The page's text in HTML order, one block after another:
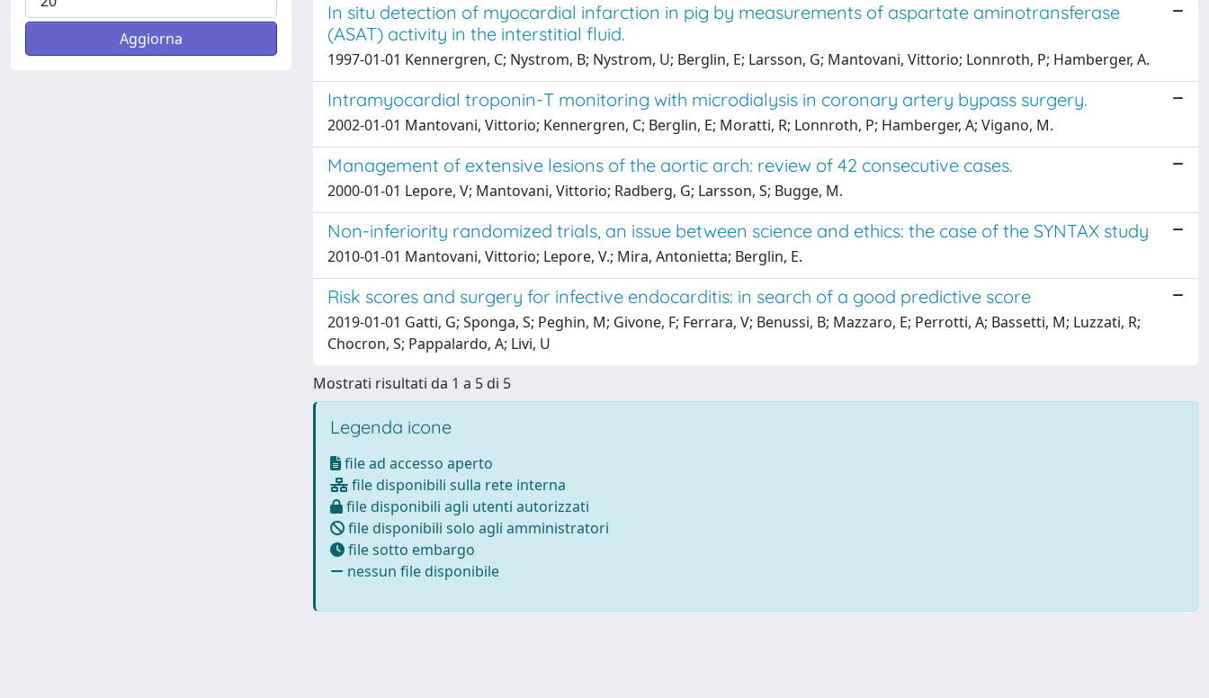
In situ detection of myocardial infarction in pig by measurements of aspartate aminotransferase
(ASAT) activity in the interstitial fluid.
1997-01-01 Kennergren, C; Nystrom, B; Nystrom, U; Berglin, E; Larsson, G; Mantovani, Vittorio; Lonnroth, P; Hamberger, A.
Intramyocardial troponin-T monitoring with microdialysis in coronary artery bypass surgery.
2002-01-01 Mantovani, Vittorio; Kennergren, C; Berglin, E; Moratti, R; Lonnroth, P; Hamberger, A; Vigano, M.
Management of extensive lesions of the aortic arch: review of 42 consecutive cases.
2000-01-01 Lepore, V; Mantovani, Vittorio; Radberg, G; Larsson, S; Bugge, M.
Non-inferiority randomized trials, an issue between science and ethics: the case of the SYNTAX study
2010-01-01 Mantovani, Vittorio; Lepore, V.; Mira, Antonietta; Berglin, E.
Risk scores and surgery for infective endocarditis: in search of a good predictive score
2019-01-01 Gatti, G; Sponga, S; Peghin, M; Givone, F; Ferrara, V; Benussi, B; Mazzaro, E; Perrotti, A; Bassetti, M; Luzzati, R;
Chocron, S; Pappalardo, A; Livi, U
Mostrati risultati da 1 a 5 di 5
Legenda icone
file ad accesso aperto
file disponibili sulla rete interna
file disponibili agli utenti autorizzati
file disponibili solo agli amministratori
file sotto embargo
nessun file disponibile